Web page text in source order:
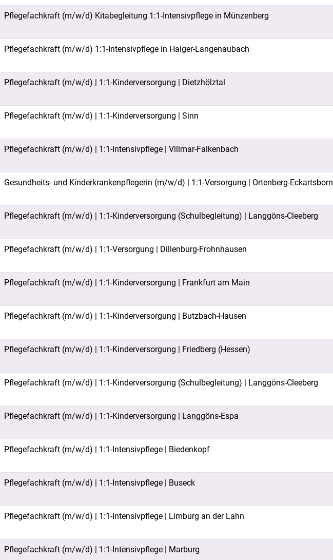
Pflegefachkraft (m/w/d) Kitabegleitung 1:1-Intensivpflege in Münzenberg
Pflegefachkraft (m/w/d) 1:1-Intensivpflege in Haiger-Langenaubach
Pflegefachkraft (m/w/d) | 1:1-Kinderversorgung | Dietzhölztal
Pflegefachkraft (m/w/d) | 1:1-Kinderversorgung | Sinn
Pflegefachkraft (m/w/d) | 1:1-Intensivpflege | Villmar-Falkenbach
Gesundheits- und Kinderkrankenpflegerin (m/w/d) | 1:1-Versorgung | Ortenberg-Eckartsborn
Pflegefachkraft (m/w/d) | 1:1-Kinderversorgung (Schulbegleitung) | Langgöns-Cleeberg
Pflegefachkraft (m/w/d) | 1:1-Versorgung | Dillenburg-Frohnhausen
Pflegefachkraft (m/w/d) | 1:1-Kinderversorgung | Frankfurt am Main
Pflegefachkraft (m/w/d) | 1:1-Kinderversorgung | Butzbach-Hausen
Pflegefachkraft (m/w/d) | 1:1-Kinderversorgung | Friedberg (Hessen)
Pflegefachkraft (m/w/d) | 1:1-Kinderversorgung (Schulbegleitung) | Langgöns-Cleeberg
Pflegefachkraft (m/w/d) | 1:1-Kinderversorgung | Langgöns-Espa
Pflegefachkraft (m/w/d) | 1:1-Intensivpflege | Biedenkopf
Pflegefachkraft (m/w/d) | 1:1-Intensivpflege | Buseck
Pflegefachkraft (m/w/d) | 1:1-Intensivpflege | Limburg an der Lahn
Pflegefachkraft (m/w/d) | 1:1-Intensivpflege | Marburg